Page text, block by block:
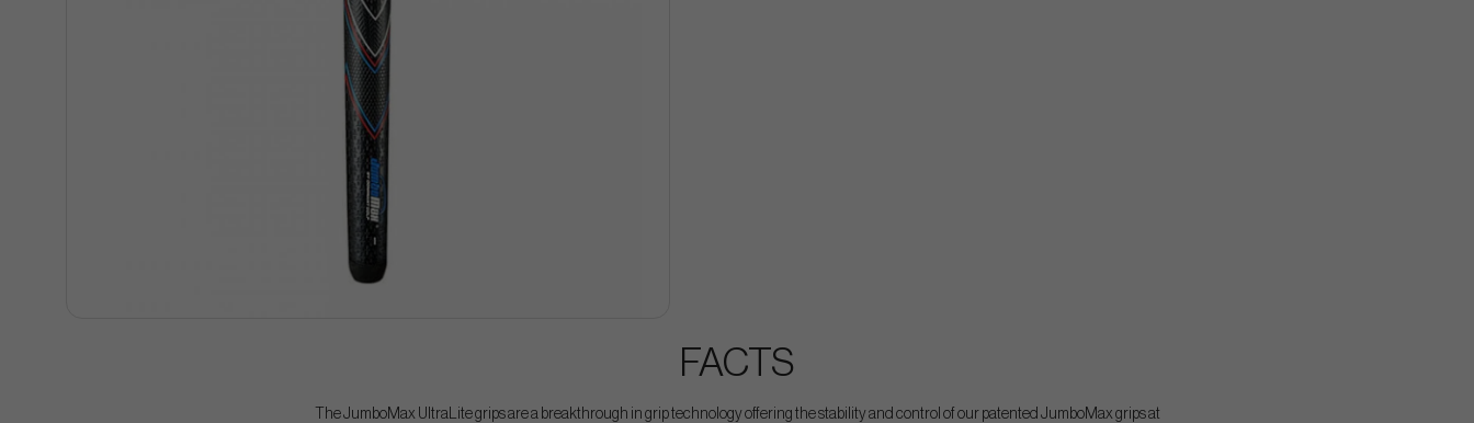
FACTS
The JumboMax UltraLite grips are a breakthrough in grip technology offering the stability and control of our patented JumboMax grips at